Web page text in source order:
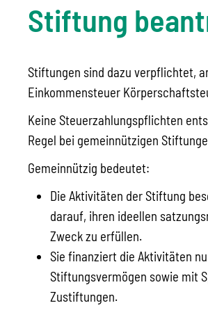
Stiftung
Stiftungen sind dazu verpflichtet,
Einkommensteuer
Keine Steuerzahlungspflichten
Regel bei gemeinnützigen
Gemeinnützig bedeutet:
Die Aktivitäten der Stiftung
darauf, ihren ideellen
Zweck zu erfüllen.
Sie finanziert die Aktivitäten
Stiftungsvermögen sowie mit
Zustiftungen.